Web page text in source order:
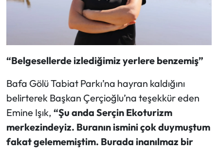
“Belgesellerde izlediğimiz yerlere benzemiş”
Bafa Gölü Tabiat Parkı’na hayran kaldığını
belirterek Başkan Çerçioğlu’na teşekkür eden
Emine Işık, “Şu anda Serçin Ekoturizm
merkezindeyiz. Buranın ismini çok duymuştum
fakat gelememiştim. Burada inanılmaz bir